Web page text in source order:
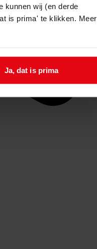
kunnen wij (en derde
is prima' te klikken. Meer
Ja, dat is prima